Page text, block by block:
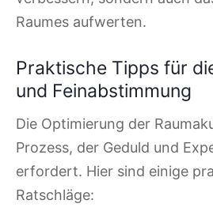
Raumes aufwerten.
Praktische Tipps für
und Feinabstimmung
Die Optimierung der
Prozess, der Geduld und
erfordert. Hier sind einige
Ratschläge: